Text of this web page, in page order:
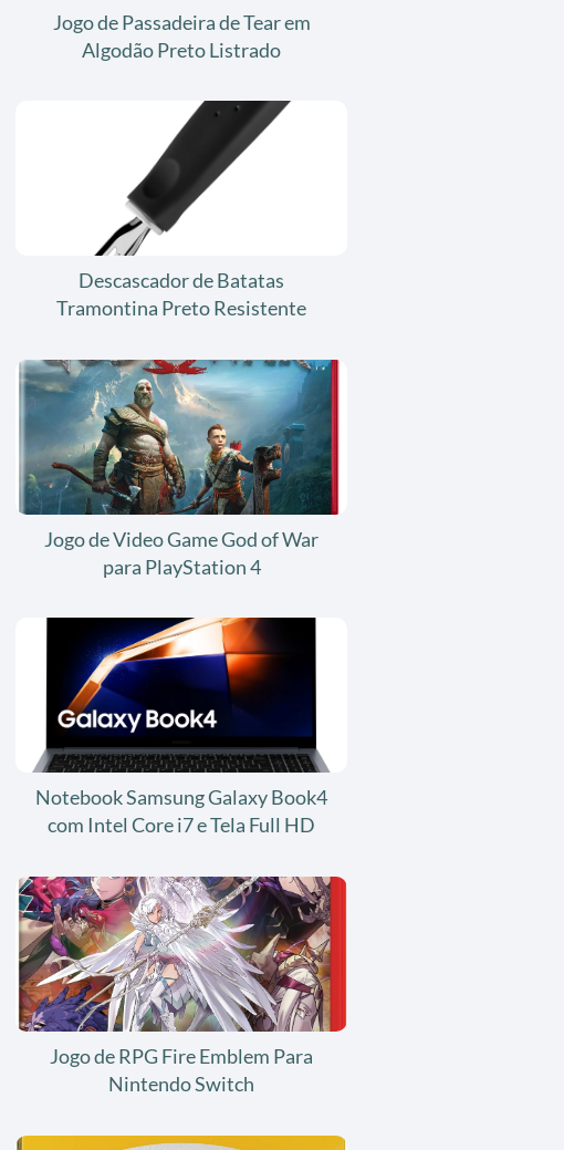
Jogo de Passadeira de Tear em
Algodão Preto Listrado
Descascador de Batatas
Tramontina Preto Resistente
Jogo de Video Game God of War
para PlayStation 4
Notebook Samsung Galaxy Book4
com Intel Core i7 e Tela Full HD
Jogo de RPG Fire Emblem Para
Nintendo Switch